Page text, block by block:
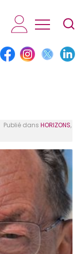
AESM...
dans HORIZONS,